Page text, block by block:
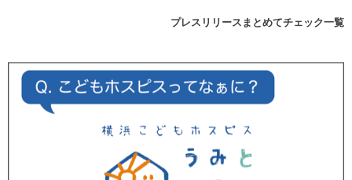
プレスリリースまとめてチェック一覧